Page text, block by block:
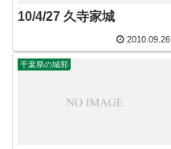
10/4/27 久寺家城
2010.09.26
千葉県の城郭